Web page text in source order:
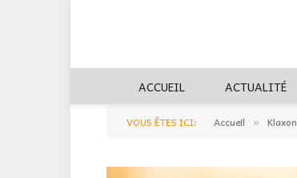
ACCUEIL ACTUALITÉ
VOUS ÊTES ICI: Accueil » Klaxon